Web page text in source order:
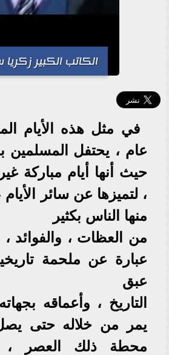
الكاتب الكبير
في مثل هذه الأيام
عام ، يحتفل المسلمين
حيث أنها أيام مباركة غير
، لتميزها عن سائر
منها الناس بكثير
من العظات ، والفوائد
عبارة عن ملحمة
عبق
التاريخ ، وأعماقه
يمر من خلاله حتى
محطة ذلك العصر ،